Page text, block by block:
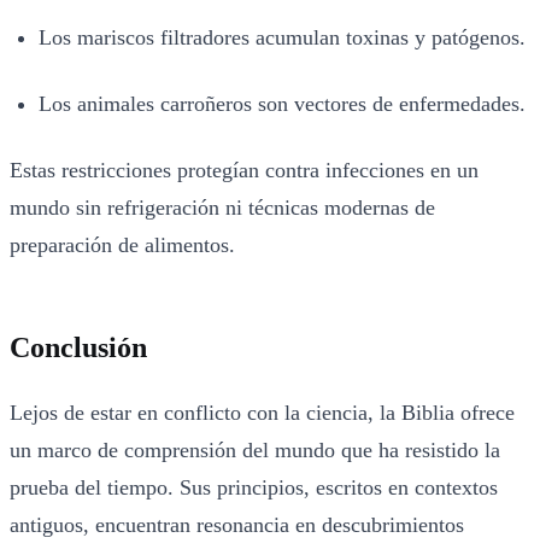
Los mariscos filtradores acumulan toxinas y patógenos.
Los animales carroñeros son vectores de enfermedades.
Estas restricciones protegían contra infecciones en un
mundo sin refrigeración ni técnicas modernas de
preparación de alimentos.
Conclusión
Lejos de estar en conflicto con la ciencia, la Biblia ofrece
un marco de comprensión del mundo que ha resistido la
prueba del tiempo. Sus principios, escritos en contextos
antiguos, encuentran resonancia en descubrimientos